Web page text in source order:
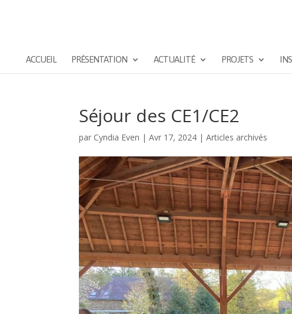
ACCUEIL PRÉSENTATION ACTUALITÉ PROJETS
Séjour des CE1/CE2
par Cyndia Even |Avr 17, 2024 |Articles archivés